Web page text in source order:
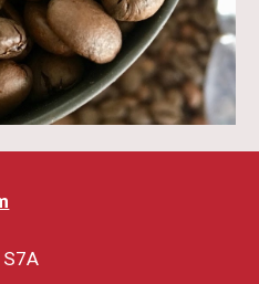
073 637